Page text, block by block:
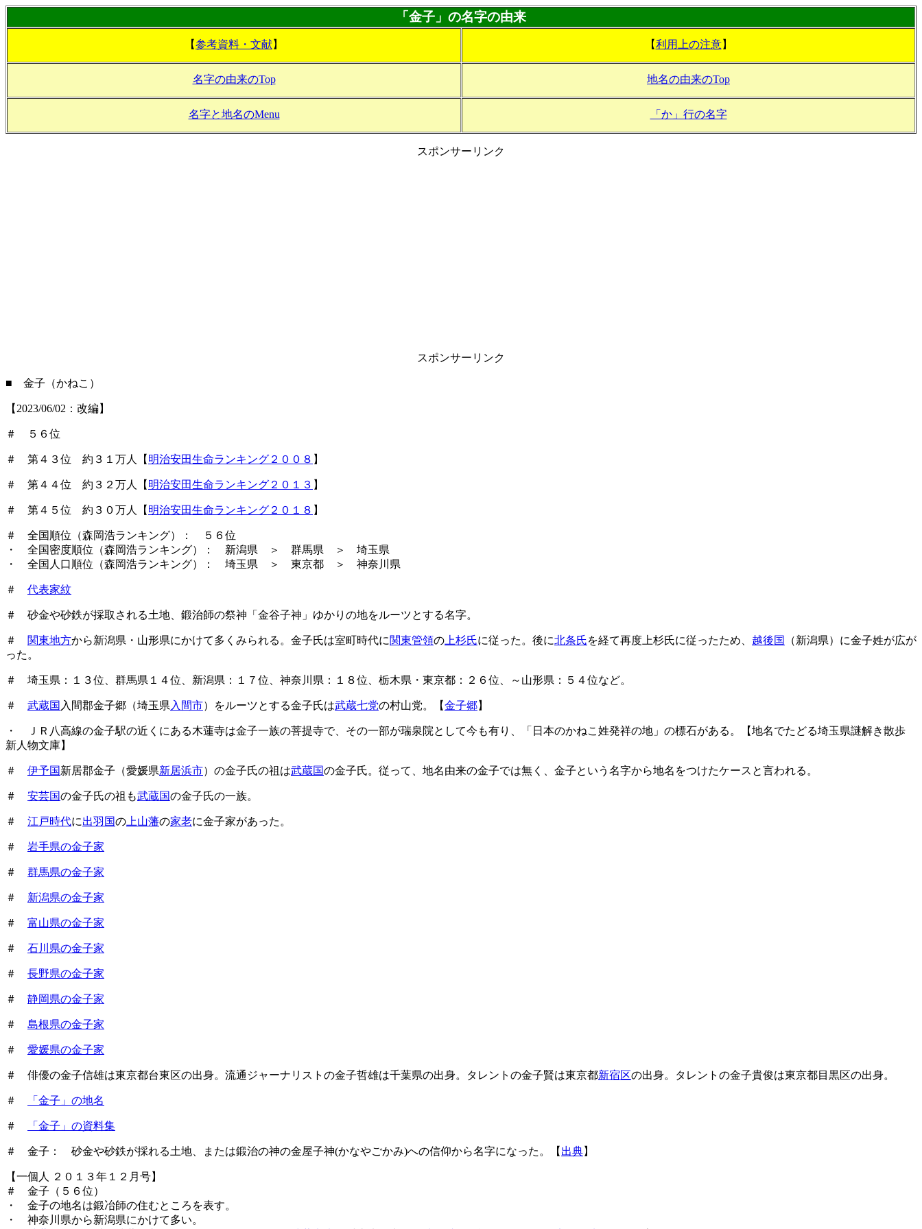
「金子」の名字の由来
【参考資料・文献】 【利用上の注意】
名字の由来のTop 地名の由来のTop
名字と地名のMenu 「か」行の名字
スポンサーリンク
スポンサーリンク
■ 金子（かねこ）
【2023/06/02：改編】
＃ ５６位
＃ 第４３位 約３１万人【 明治安田生命ランキング２００８ 】
＃ 第４４位 約３２万人【 明治安田生命ランキング２０１３ 】
＃ 第４５位 約３０万人【 明治安田生命ランキング２０１８ 】
＃ 全国順位（森岡浩ランキング）： ５６位
・ 全国密度順位（森岡浩ランキング）： 新潟県 ＞ 群馬県 ＞ 埼玉県
・ 全国人口順位（森岡浩ランキング）： 埼玉県 ＞ 東京都 ＞ 神奈川県
＃ 代表家紋
＃ 砂金や砂鉄が採取される土地、鍛治師の祭神「金谷子神」ゆかりの地をルーツとする名字。
＃ 関東地方から新潟県・山形県にかけて多くみられる。金子氏は室町時代に関東管領の 上杉氏に従った。後に北条氏を経て再度上杉氏に従ったため、 越後国
（新潟県）に金子姓が広が
った。
＃ 埼玉県：１３位、群馬県１４位、新潟県：１７位、神奈川県：１８位、栃木県・東京都：２６位、～山形県：５４位など。
＃ 武蔵国 入間郡金子郷（埼玉県 入間市）をルーツとする金子氏は武蔵七党の村山党。【金子郷】
・ ＪＲ八高線の金子駅の近くにある木蓮寺は金子一族の菩提寺で、その一部が瑞泉院として今も有り、「日本のかねこ姓発祥の地」の標石がある。【地名でたどる埼玉県謎解き散歩
新人物文庫】
＃ 伊予国新居郡金子（愛媛県新居浜市）の金子氏の祖は武蔵国の金子氏。従って、地名由来の金子では無く、金子という名字から地名をつけたケースと言われる。
＃ 安芸国の金子氏の祖も武蔵国の金子氏の一族。
＃ 江戸時代に出羽国の 上山藩の家老に金子家があった。
＃ 岩手県の金子家
＃ 群馬県の金子家
＃ 新潟県の金子家
＃ 富山県の金子家
＃ 石川県の金子家
＃ 長野県の金子家
＃ 静岡県の金子家
＃ 島根県の金子家
＃ 愛媛県の金子家
＃ 俳優の金子信雄は東京都台東区の出身。流通ジャーナリストの金子哲雄は千葉県の出身。タレントの金子賢は東京都新宿区の出身。タレントの金子貴俊は東京都目黒区の出身。
＃ 「金子」の地名
＃ 「金子」の資料集
＃ 金子： 砂金や砂鉄が採れる土地、または鍛治の神の金屋子神(かなやごかみ)への信仰から名字になった。【 出典】
【一個人 ２０１３年１２月号】
＃ 金子（５６位）
・ 金子の地名は鍛冶師の住むところを表す。
・ 神奈川県から新潟県にかけて多い。